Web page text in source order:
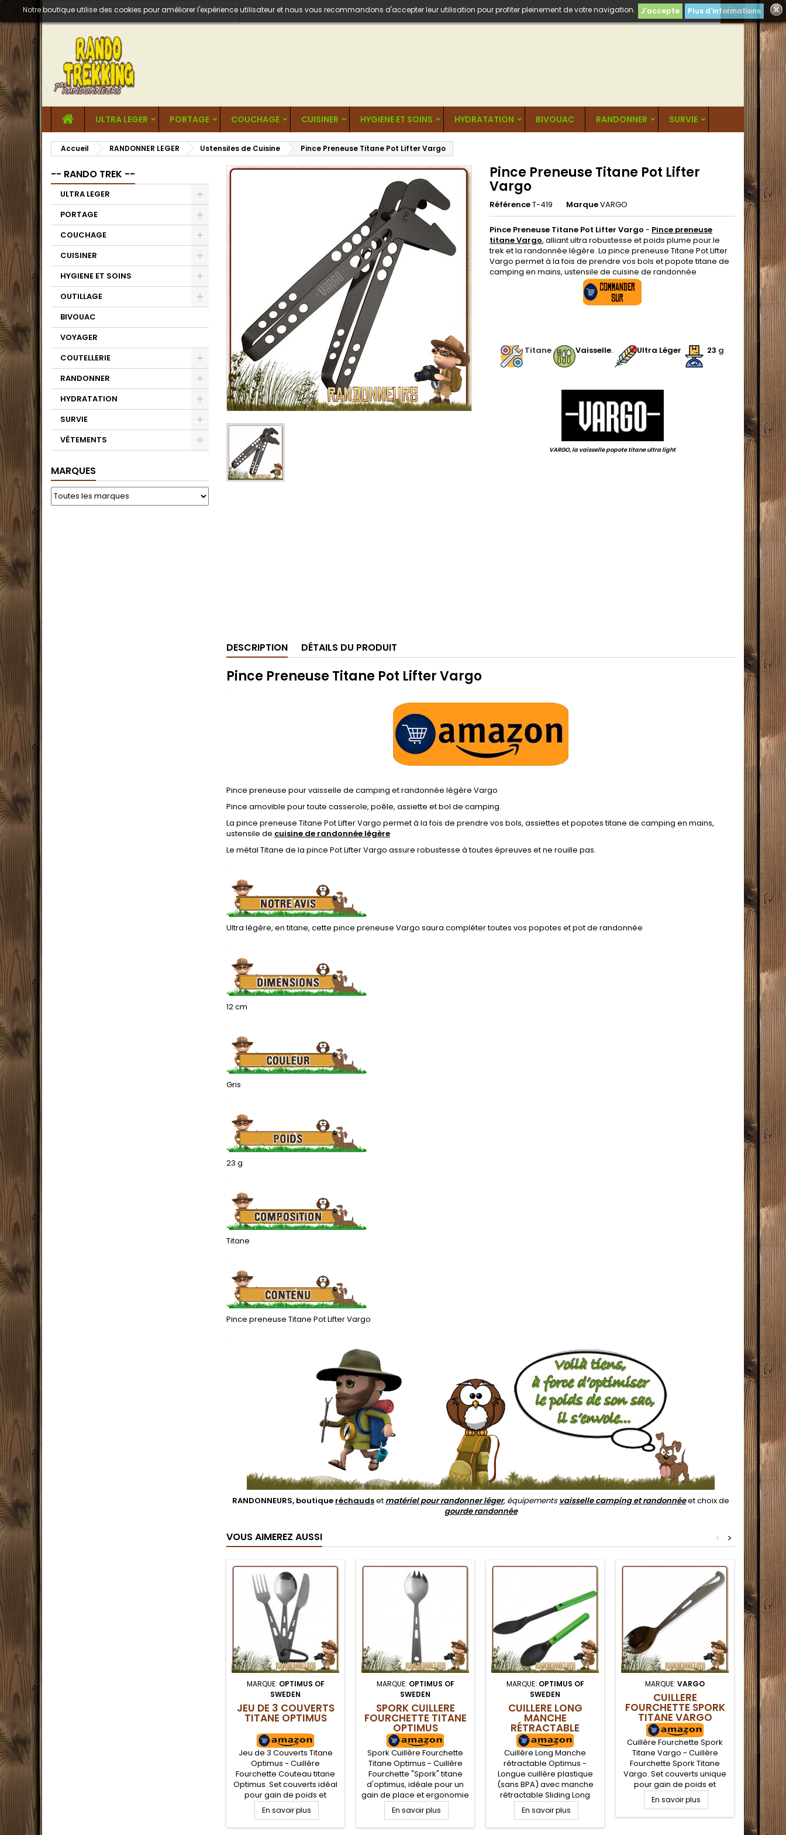

Notre boutique utilise des cookies pour améliorer l'expérience utilisateur et nous vous recommandons d'accepter leur utilisation pour profiter pleinement de votre navigation. J'accepte Plus d'informations
ULTRA LEGER PORTAGE COUCHAGE CUISINER HYGIENE ET SOINS HYDRATATION BIVOUAC RANDONNER SURVIE
Accueil RANDONNER LEGER Ustensiles de Cuisine Pince Preneuse Titane Pot Lifter Vargo
-- RANDO TREK --
ULTRA LEGER
PORTAGE
COUCHAGE
CUISINER
HYGIENE ET SOINS
OUTILLAGE
BIVOUAC
VOYAGER
COUTELLERIE
RANDONNER
HYDRATATION
SURVIE
VÊTEMENTS
MARQUES
Pince Preneuse Titane Pot Lifter
Vargo
RéférenceT-419 MarqueVARGO
Pince Preneuse Titane Pot Lifter Vargo - Pince preneuse
titane Vargo, alliant ultra robustesse et poids plume pour le
trek et la randonnée légère. La pince preneuse Titane Pot Lifter
Vargo permet à la fois de prendre vos bols et popote titane de
camping en mains, ustensile de cuisine de randonnée
Titane
Vaisselle. Ultra Léger 23 g
VARGO, la vaisselle popote titane ultra light
DESCRIPTION DÉTAILS DU PRODUIT
Pince Preneuse Titane Pot Lifter Vargo
.
Pince preneuse pour vaisselle de camping et randonnée légère Vargo
Pince amovible pour toute casserole, poêle, assiette et bol de camping.
La pince preneuse Titane Pot Lifter Vargo permet à la fois de prendre vos bols, assiettes et popotes titane de camping en mains,
ustensile de cuisine de randonnée légère
Le métal Titane de la pince Pot Lifter Vargo assure robustesse à toutes épreuves et ne rouille pas.
.
Ultra légère, en titane, cette pince preneuse Vargo saura compléter toutes vos popotes et pot de randonnée
.
12 cm
.
Gris
.
23 g
.
Titane
.
Pince preneuse Titane Pot Lifter Vargo
.
RANDONNEURS, boutique réchaudset matériel pour randonner léger, équipements vaisselle camping et randonnéeet choix de
gourde randonnée
VOUS AIMEREZ AUSSI >
<
MARQUE: OPTIMUS OF
SWEDEN
JEU DE 3 COUVERTS
TITANE OPTIMUS
Jeu de 3 Couverts Titane
Optimus - Cuillère
Fourchette Couteau titane
Optimus. Set couverts idéal
pour gain de poids et
robustesse en randonnée
légère et camping. 100%
titane, ultra légère, poignée
En savoir plus
MARQUE: OPTIMUS OF
SWEDEN
SPORK CUILLERE
FOURCHETTE TITANE
OPTIMUS
Spork Cuillère Fourchette
Titane Optimus - Cuillère
Fourchette "Spork" titane
d'optimus, idéale pour un
gain de place et ergonomie
d'utilisation en randonnée
légère et camping. 100%
titane, ultra light, poignée
En savoir plus
MARQUE: OPTIMUS OF
SWEDEN
CUILLERE LONG
MANCHE
RÉTRACTABLE
OPTIMUS
Cuillère Long Manche
rétractable Optimus -
Longue cuillère plastique
(sans BPA) avec manche
rétractable Sliding Long
Spoon d'Optimus. Manche
télescopique et
démontable afin de
En savoir plus
MARQUE: VARGO
CUILLERE
FOURCHETTE SPORK
TITANE VARGO
Cuillère Fourchette Spork
Titane Vargo - Cuillère
Fourchette Spork Titane
Vargo. Set couverts unique
pour gain de poids et
robustesse en randonnée
légère et camping. 100%
titane, ultra légère, clip
En savoir plus
Cuillere
-
Scork
unique
et
légère,
boite